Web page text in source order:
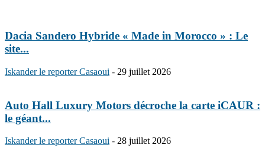
Dacia Sandero Hybride « Made in Morocco » : Le
site...
Iskander le reporter Casaoui - 29 juillet 2026
Auto Hall Luxury Motors décroche la carte iCAUR :
le géant...
Iskander le reporter Casaoui - 28 juillet 2026